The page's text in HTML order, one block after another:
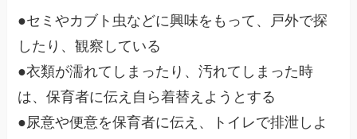
●セミやカブト虫などに興味をもって、戸外で探
したり、観察している
●衣類が濡れてしまったり、汚れてしまった時
は、保育者に伝え自ら着替えようとする
●尿意や便意を保育者に伝え、トイレで排泄しよ